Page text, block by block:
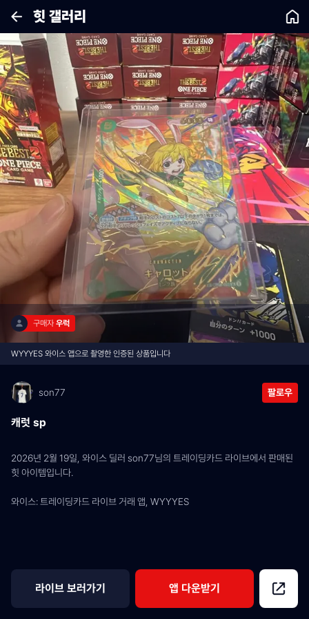
힛 갤러리
구매자 우럭
WYYYES 와이스 앱으로 촬영한 인증된 상품입니다
son77 팔로우
캐럿 sp
2026년 2월 19일, 와이스 딜러 son77님의 트레이딩카드 라이브에서 판매된
힛 아이템입니다.
와이스: 트레이딩카드 라이브 거래 앱, WYYYES
라이브 보러가기 앱 다운받기